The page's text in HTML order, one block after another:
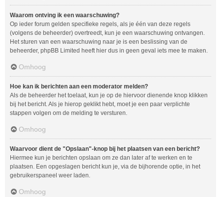
Waarom ontving ik een waarschuwing?
Op ieder forum gelden specifieke regels, als je één van deze regels
(volgens de beheerder) overtreedt, kun je een waarschuwing ontvangen.
Het sturen van een waarschuwing naar je is een beslissing van de
beheerder, phpBB Limited heeft hier dus in geen geval iets mee te maken.
Omhoog
Hoe kan ik berichten aan een moderator melden?
Als de beheerder het toelaat, kun je op de hiervoor dienende knop klikken
bij het bericht. Als je hierop geklikt hebt, moet je een paar verplichte
stappen volgen om de melding te versturen.
Omhoog
Waarvoor dient de "Opslaan"-knop bij het plaatsen van een bericht?
Hiermee kun je berichten opslaan om ze dan later af te werken en te
plaatsen. Een opgeslagen bericht kun je, via de bijhorende optie, in het
gebruikerspaneel weer laden.
Omhoog